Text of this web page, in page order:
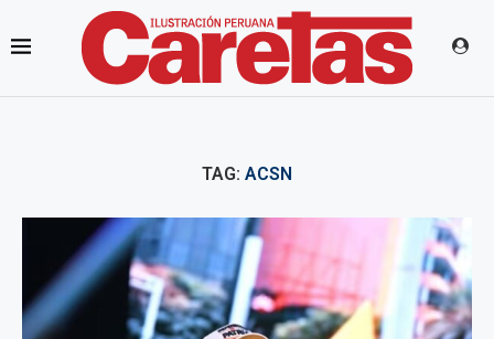
TAG: ACSN